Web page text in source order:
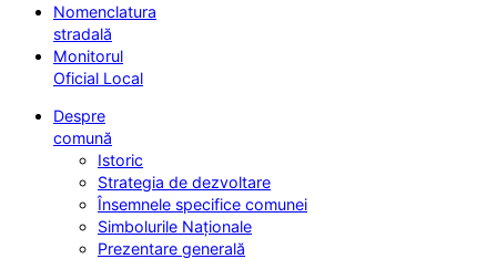
Nomenclatura
stradală
Monitorul
Oficial Local
Despre
comună
Istoric
Strategia de dezvoltare
Însemnele specifice comunei
Simbolurile Naționale
Prezentare generală